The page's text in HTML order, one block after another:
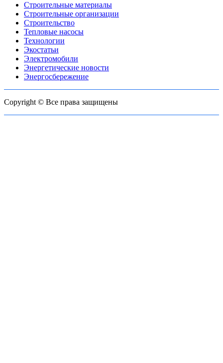
Строительные материалы
Строительные организации
Строительство
Тепловые насосы
Технологии
Экостатьи
Электромобили
Энергетические новости
Энергосбережение
Copyright © Все права защищены